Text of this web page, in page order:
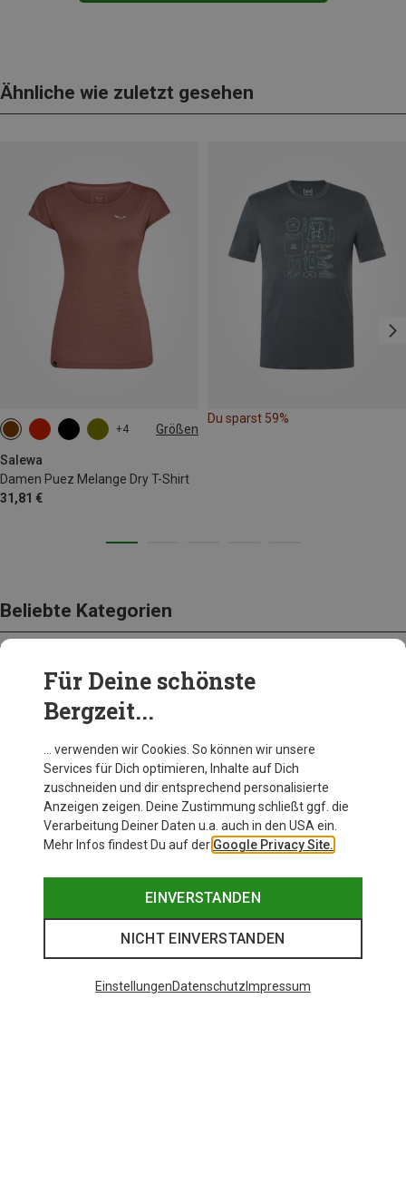
Ähnliche wie zuletzt gesehen
+4 Größen
Salewa
Damen Puez Melange Dry T-Shirt
31,81 €
XS S M
XXL
Du sparst 59%
Beliebte Kategorien
BEKLEIDUNG
Für Deine schönste
Bergzeit...
… verwenden wir Cookies. So können wir unsere
Services für Dich optimieren, Inhalte auf Dich
zuschneiden und dir entsprechend personalisierte
Anzeigen zeigen. Deine Zustimmung schließt ggf. die
Verarbeitung Deiner Daten u.a. auch in den USA ein.
Mehr Infos findest Du auf der Google Privacy Site.
EINVERSTANDEN
NICHT EINVERSTANDEN
EinstellungenDatenschutz Impressum